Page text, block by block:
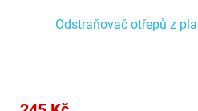
Odstraňovač otřepů z